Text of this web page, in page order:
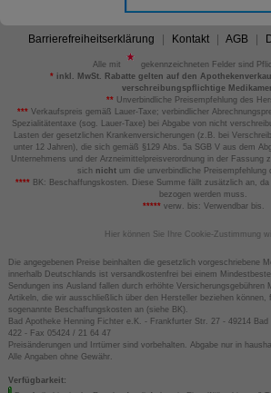
Barrierefreiheitserklärung Kontakt AGB
Alle mit
gekennzeichneten Felder sind
*inkl. MwSt. Rabatte gelten auf den
verschreibungspflichtige
** Unverbindliche Preisempfehlung des
*** Verkaufspreis gemäß Lauer-Taxe; verbindlicher
Spezialitätentaxe (sog. Lauer-Taxe) bei Abgabe von nicht
Lasten der gesetzlichen Krankenversicherungen (z.B. bei
unter 12 Jahren), die sich gemäß §129 Abs. 5a SGB V aus dem
Unternehmens und der Arzneimittelpreisverordnung in der Fassung
sich nicht um die unverbindliche Preisempfehlung
****BK: Beschaffungskosten. Diese Summe fällt zusätzlich an,
bezogen werden muss.
*****verw. bis: Verwendbar bis.
Hier können Sie Ihre Cookie-Zustimmung
Die angegebenen Preise beinhalten die gesetzlich vorgeschriebene
innerhalb Deutschlands ist versandkostenfrei bei einem
Sendungen ins Ausland fallen durch erhöhte Versicherungsgebühren
Artikeln, die wir ausschließlich über den Hersteller beziehen können,
sogenannte Beschaffungskosten an (siehe BK).
Bad Apotheke Henning Fichter e.K. - Frankfurter Str. 27 - 49214 Bad
422 - Fax 05424 / 21 64 47
Preisänderungen und Irrtümer sind vorbehalten. Abgabe nur in
Alle Angaben ohne Gewähr.
Verfügbarkeit: